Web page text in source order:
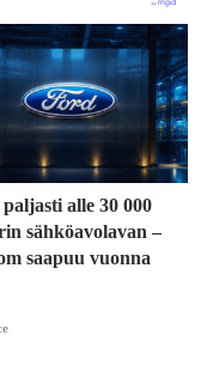
alle 30 000
sähköavolavan –
saapuu vuonna